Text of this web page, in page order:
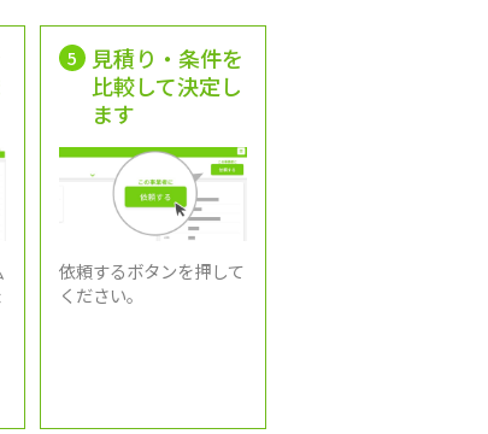
5
見積り・条件を
比較して決定し
ます
依頼するボタンを押して
ください。